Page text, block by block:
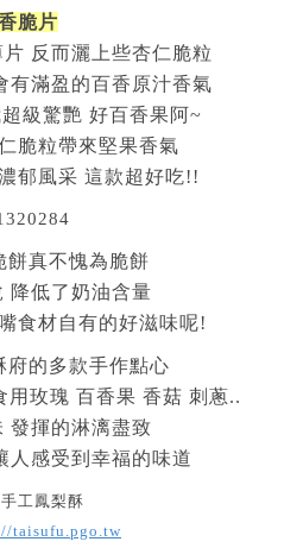
脆片
反而灑上些杏仁脆粒
有滿盈的百香原汁香氣
級驚艷 好百香果阿~
脆粒帶來堅果香氣
郁風采 這款超好吃!!
餅真不愧為脆餅
降低了奶油含量
食材自有的好滋味呢!
府的多款手作點心
用玫瑰 百香果 香菇 刺蔥..
發揮的淋漓盡致
人感受到幸福的味道
工鳳梨酥
taisufu.pgo.tw